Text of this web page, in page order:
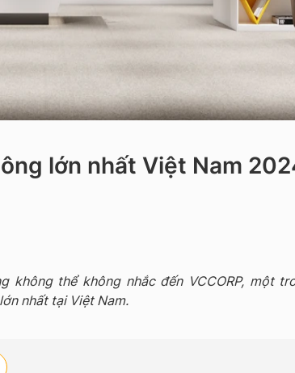
lớn nhất Việt Nam
không thể không nhắc đến VCCORP, một
nhất tại Việt Nam.